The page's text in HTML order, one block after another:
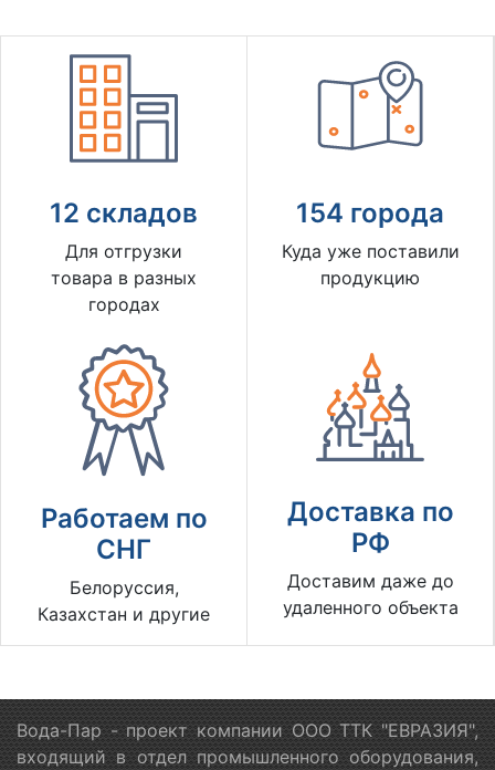
12 складов
Для отгрузки
товара в разных
городах
154 города
Куда уже поставили
продукцию
Работаем по
СНГ
Белоруссия,
Казахстан и другие
Доставка по
РФ
Доставим даже до
удаленного объекта
Вода-Пар - проект компании ООО ТТК "ЕВРАЗИЯ",
входящий в отдел промышленного оборудования,